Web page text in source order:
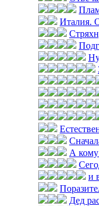
Италия.
А кому
и
Дед